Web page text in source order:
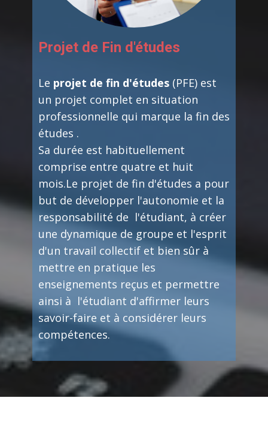
Projet de Fin d'études
Le projet de fin d'études (PFE) est
un projet complet en situation
professionnelle qui marque la fin des
études .
Sa durée est habituellement
comprise entre quatre et huit
mois.Le projet de fin d'études a pour
but de développer l'autonomie et la
responsabilité de l'étudiant, à créer
une dynamique de groupe et l'esprit
d'un travail collectif et bien sûr à
mettre en pratique les
enseignements reçus et permettre
ainsi à l'étudiant d'affirmer leurs
savoir-faire et à considérer leurs
compétences.